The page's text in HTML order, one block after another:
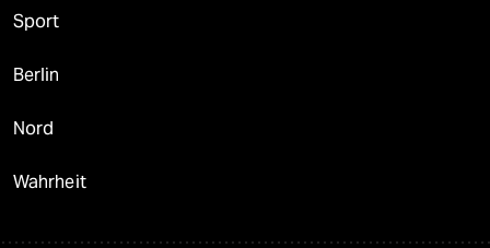
Sport
Berlin
Nord
Wahrheit